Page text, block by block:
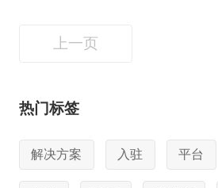
上一页
热门标签
解决方案 入驻 平台